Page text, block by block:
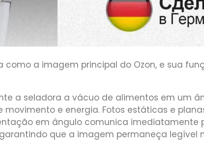
a imagem principal do Ozon, e sua
a seladora a vácuo de alimentos em um
e energia. Fotos estáticas e
em ângulo comunica imediatamente
que a imagem permaneça legível